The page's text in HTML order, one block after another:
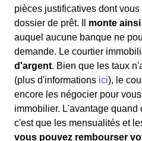
pièces justificatives dont
dossier de prêt. Il monte
auquel aucune banque ne
demande. Le courtier
d'argent. Bien que les taux
(plus d'informations ici), le
encore les négocier pour
immobilier. L'avantage quand
c'est que les mensualités et
vous pouvez rembourser